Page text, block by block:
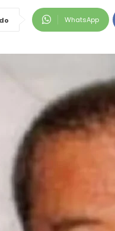
WhatsApp